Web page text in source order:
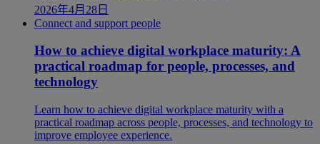
2026年4月28日
Connect and support people
How to achieve digital workplace maturity: A
practical roadmap for people, processes, and
technology
Learn how to achieve digital workplace maturity with a
practical roadmap across people, processes, and technology to
improve employee experience.